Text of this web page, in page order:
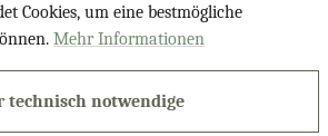
Cookies, um eine bestmögliche
Mehr Informationen
technisch notwendige